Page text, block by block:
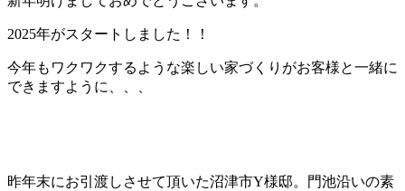
2025年がスタートしました！！
今年もワクワクするような楽しい家づくりがお客様と一緒に
できますように、、、
昨年末にお引渡しさせて頂いた沼津市Y様邸。門池沿いの素